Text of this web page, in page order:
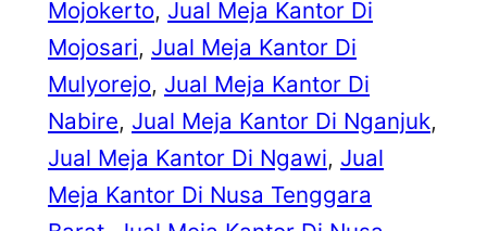
Mojokerto, Jual Meja Kantor Di
Mojosari, Jual Meja Kantor Di
Mulyorejo, Jual Meja Kantor Di
Nabire, Jual Meja Kantor Di Nganjuk
Jual Meja Kantor Di Ngawi, Jual
Meja Kantor Di Nusa Tenggara